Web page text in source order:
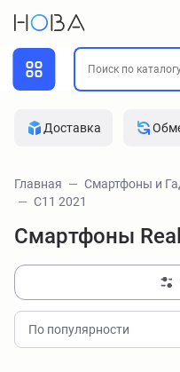
Доставка
Главная Смартфоны и
C11 2021
Смартфоны
По популярности